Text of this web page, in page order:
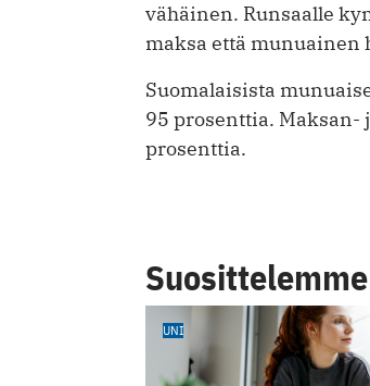
vähäinen. Runsaalle
maksa että munuainen
Suomalaisista
95 prosenttia. Maksan-
prosenttia.
Suosittelemme
UNI